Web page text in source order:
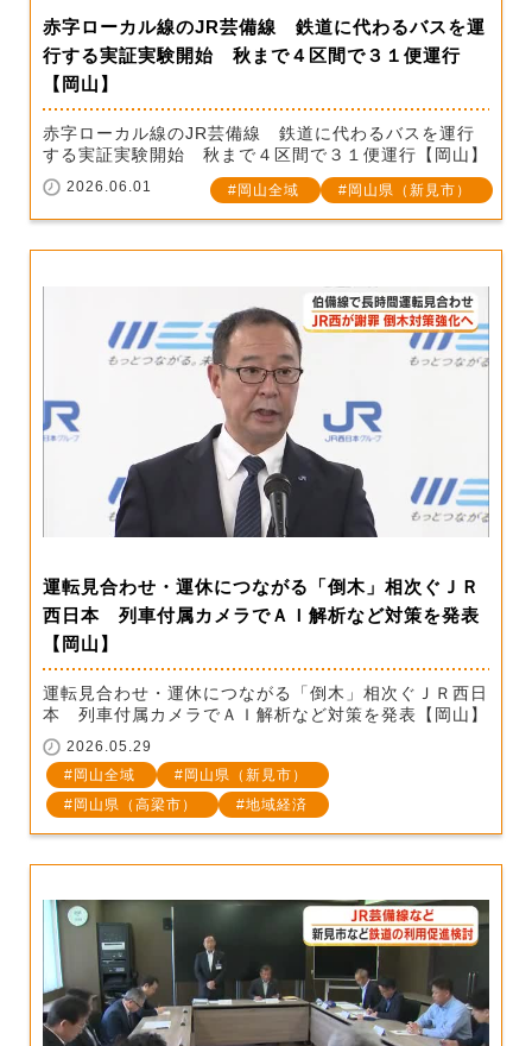
赤字ローカル線のJR芸備線 鉄道に代わるバスを運
行する実証実験開始 秋まで４区間で３１便運行
【岡山】
赤字ローカル線のJR芸備線 鉄道に代わるバスを運行
する実証実験開始 秋まで４区間で３１便運行【岡山】
2026.06.01 岡山全域 岡山県（新見市）
運転見合わせ・運休につながる「倒木」相次ぐＪＲ
西日本 列車付属カメラでＡＩ解析など対策を発表
【岡山】
運転見合わせ・運休につながる「倒木」相次ぐＪＲ西日
本 列車付属カメラでＡＩ解析など対策を発表【岡山】
2026.05.29
岡山全域
岡山県（新見市）
岡山県（高梁市）
地域経済